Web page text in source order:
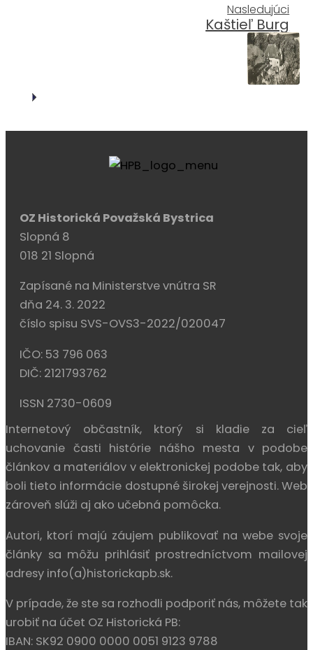
Nasledujúci
Kaštieľ Burg
OZ Historická Považská Bystrica
Slopná 8
018 21 Slopná
Zapísané na Ministerstve vnútra SR
dňa 24. 3. 2022
číslo spisu SVS-OVS3-2022/020047
IČO: 53 796 063
DIČ: 2121793762
ISSN 2730-0609
Internetový občastník, ktorý si kladie za cieľ
uchovanie časti histórie nášho mesta v podobe
článkov a materiálov v elektronickej podobe tak, aby
boli tieto informácie dostupné širokej verejnosti. Web
zároveň slúži aj ako učebná pomôcka.
Autori, ktorí majú záujem publikovať na webe svoje
články sa môžu prihlásiť prostredníctvom mailovej
adresy info(a)historickapb.sk.
V prípade, že ste sa rozhodli podporiť nás, môžete tak
urobiť na účet OZ Historická PB:
IBAN: SK92 0900 0000 0051 9123 9788